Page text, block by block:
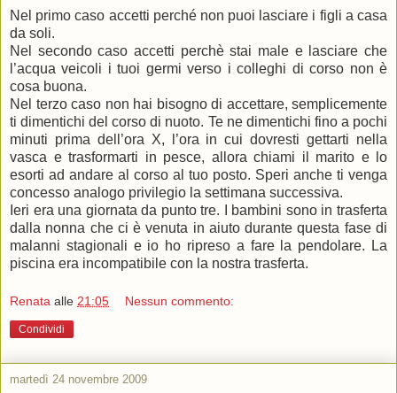
Nel primo caso accetti perché non puoi lasciare i figli a casa
da soli.
Nel secondo caso accetti perchè stai male e lasciare che
l’acqua veicoli i tuoi germi verso i colleghi di corso non è
cosa buona.
Nel terzo caso non hai bisogno di accettare, semplicemente
ti dimentichi del corso di nuoto. Te ne dimentichi fino a pochi
minuti prima dell’ora X, l’ora in cui dovresti gettarti nella
vasca e trasformarti in pesce, allora chiami il marito e lo
esorti ad andare al corso al tuo posto. Speri anche ti venga
concesso analogo privilegio la settimana successiva.
Ieri era una giornata da punto tre. I bambini sono in trasferta
dalla nonna che ci è venuta in aiuto durante questa fase di
malanni stagionali e io ho ripreso a fare la pendolare. La
piscina era incompatibile con la nostra trasferta.
Renata alle 21:05 Nessun commento:
Condividi
martedì 24 novembre 2009